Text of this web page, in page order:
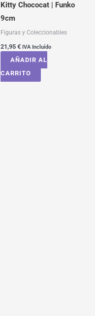
Kitty Chococat | Funko
9cm
Figuras y Coleccionables
21,95 € IVA Incluído
AÑADIR AL
CARRITO